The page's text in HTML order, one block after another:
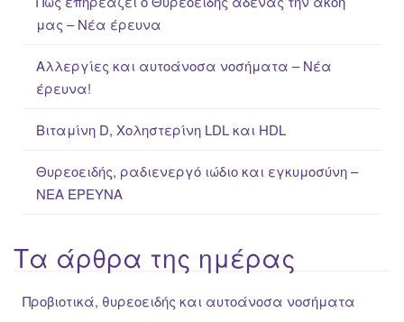
μας – Νέα έρευνα
Αλλεργίες και αυτοάνοσα νοσήματα – Νέα
έρευνα!
Βιταμίνη D, Χοληστερίνη LDL και HDL
Θυρεοειδής, ραδιενεργό ιώδιο και εγκυμοσύνη –
ΝΕΑ ΈΡΕΥΝΑ
Τα άρθρα της ημέρας
Προβιοτικά, θυρεοειδής και αυτοάνοσα νοσήματα